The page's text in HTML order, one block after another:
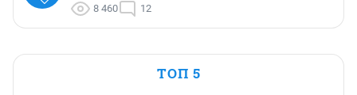
8 460 12
ТОП 5